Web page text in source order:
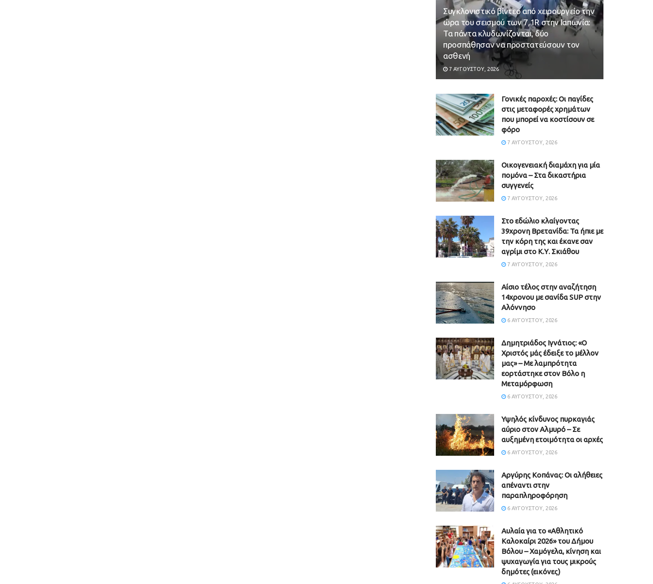
Συγκλονιστικό βίντεο από χειρουργείο την
ώρα του σεισμού των 7,1R στην Ιαπωνία:
Τα πάντα κλυδωνίζονται, δύο
προσπάθησαν να προστατεύσουν τον
ασθενή
7 ΑΥΓΟΎΣΤΟΥ, 2026
Γονικές παροχές: Οι παγίδες
στις μεταφορές χρημάτων
που μπορεί να κοστίσουν σε
φόρο
7 ΑΥΓΟΎΣΤΟΥ, 2026
Οικογενειακή διαμάχη για μία
πομόνα – Στα δικαστήρια
συγγενείς
7 ΑΥΓΟΎΣΤΟΥ, 2026
Στο εδώλιο κλαίγοντας
39χρονη Βρετανίδα: Τα ήπιε με
την κόρη της και έκανε σαν
αγρίμι στο Κ.Υ. Σκιάθου
7 ΑΥΓΟΎΣΤΟΥ, 2026
Αίσιο τέλος στην αναζήτηση
14χρονου με σανίδα SUP στην
Αλόννησο
6 ΑΥΓΟΎΣΤΟΥ, 2026
Δημητριάδος Ιγνάτιος: «Ο
Χριστός μάς έδειξε το μέλλον
μας» – Με λαμπρότητα
εορτάστηκε στον Βόλο η
Μεταμόρφωση
6 ΑΥΓΟΎΣΤΟΥ, 2026
Υψηλός κίνδυνος πυρκαγιάς
αύριο στον Αλμυρό – Σε
αυξημένη ετοιμότητα οι αρχές
6 ΑΥΓΟΎΣΤΟΥ, 2026
Aργύρης Κοπάνας: Οι αλήθειες
απέναντι στην
παραπληροφόρηση
6 ΑΥΓΟΎΣΤΟΥ, 2026
Αυλαία για το «Αθλητικό
Καλοκαίρι 2026» του Δήμου
Βόλου – Χαμόγελα, κίνηση και
ψυχαγωγία για τους μικρούς
δημότες (εικόνες)